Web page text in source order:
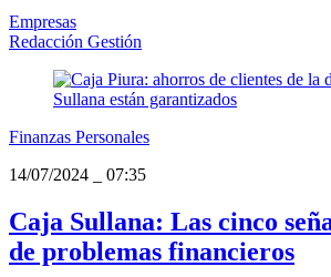
Empresas
Redacción Gestión
Finanzas Personales
14/07/2024
07:35
Caja Sullana: Las cinco
de problemas financieros